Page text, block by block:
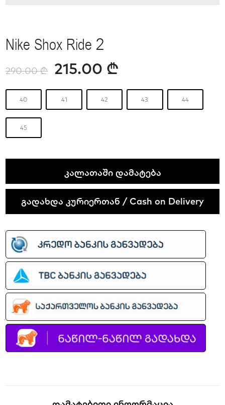
Nike Shox Ride 2
290.00₾ 215.00 ₾
40 41 42 43 44
45
Ride
quantity
ᲙᲐᲚᲐᲗᲐᲨᲘ ᲓᲐᲛᲐᲢᲔᲑᲐ
გადახდა კურიერთან / Cash on Delivery